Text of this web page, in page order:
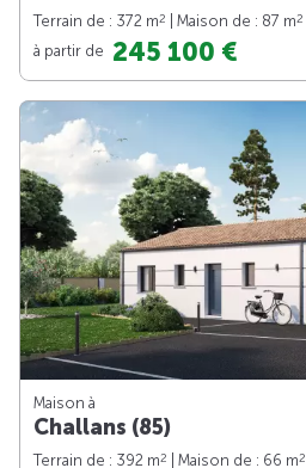
Terrain de : 372 m2 | Maison de : 87 m2
à partir de 245 100 €
Maison à
Challans (85)
Terrain de : 392 m2 | Maison de : 66 m2